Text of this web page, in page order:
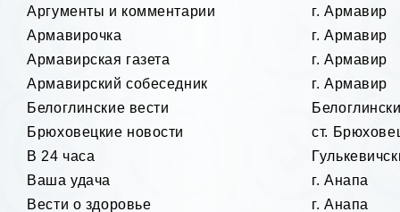
Аргументы и комментарии
г. Армавир
Армавирочка
г. Армавир
Армавирская газета
г. Армавир
Армавирский собеседник
Белоглинские вести
г. Армавир
Брюховецкие новости
ст.
В 24 часа
Ваша удача
г. Анапа
Вести о здоровье
г. Анапа